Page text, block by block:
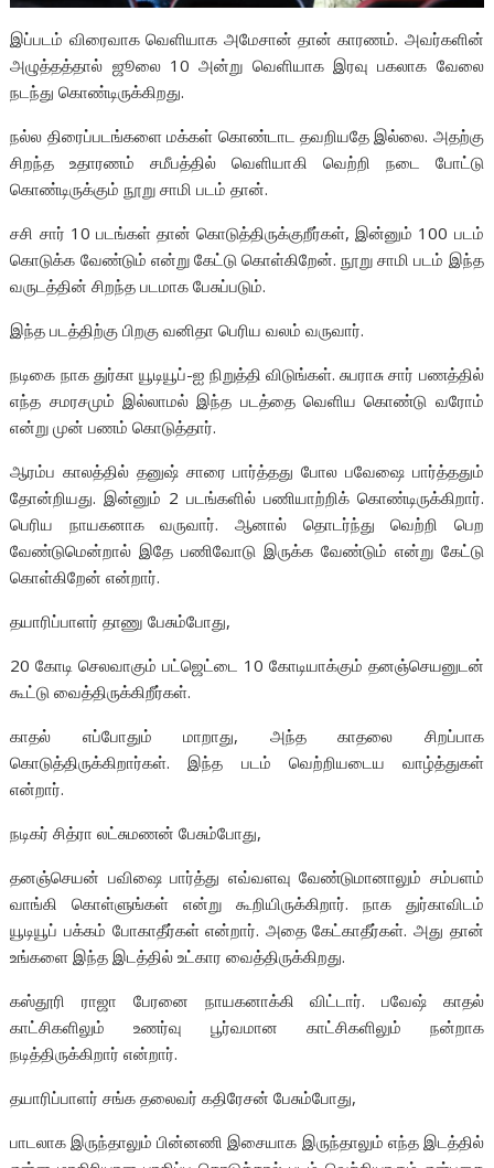
இப்படம் விரைவாக வெளியாக அமேசான் தான் காரணம். அவர்களின்
அழுத்தத்தால் ஜூலை 10 அன்று வெளியாக இரவு பகலாக வேலை
நடந்து கொண்டிருக்கிறது.
நல்ல திரைப்படங்களை மக்கள் கொண்டாட தவறியதே இல்லை. அதற்கு
சிறந்த உதாரணம் சமீபத்தில் வெளியாகி வெற்றி நடை போட்டு
கொண்டிருக்கும் நூறு சாமி படம் தான்.
சசி சார் 10 படங்கள் தான் கொடுத்திருக்குறீர்கள், இன்னும் 100 படம்
கொடுக்க வேண்டும் என்று கேட்டு கொள்கிறேன். நூறு சாமி படம் இந்த
வருடத்தின் சிறந்த படமாக பேசுப்படும்.
இந்த படத்திற்கு பிறகு வனிதா பெரிய வலம் வருவார்.
நடிகை நாக துர்கா யூடியூப்-ஐ நிறுத்தி விடுங்கள். சுபராசு சார் பணத்தில்
எந்த சமரசமும் இல்லாமல் இந்த படத்தை வெளிய கொண்டு வரோம்
என்று முன் பணம் கொடுத்தார்.
ஆரம்ப காலத்தில் தனுஷ் சாரை பார்த்தது போல பவேஷை பார்த்ததும்
தோன்றியது. இன்னும் 2 படங்களில் பணியாற்றிக் கொண்டிருக்கிறார்.
பெரிய நாயகனாக வருவார். ஆனால் தொடர்ந்து வெற்றி பெற
வேண்டுமென்றால் இதே பணிவோடு இருக்க வேண்டும் என்று கேட்டு
கொள்கிறேன் என்றார்.
தயாரிப்பாளர் தாணு பேசும்போது,
20 கோடி செலவாகும் பட்ஜெட்டை 10 கோடியாக்கும் தனஞ்செயனுடன்
கூட்டு வைத்திருக்கிறீர்கள்.
காதல் எப்போதும் மாறாது, அந்த காதலை சிறப்பாக
கொடுத்திருக்கிறார்கள். இந்த படம் வெற்றியடைய வாழ்த்துகள்
என்றார்.
நடிகர் சித்ரா லட்சுமணன் பேசும்போது,
தனஞ்செயன் பவிஷை பார்த்து எவ்வளவு வேண்டுமானாலும் சம்பளம்
வாங்கி கொள்ளுங்கள் என்று கூறியிருக்கிறார். நாக துர்காவிடம்
யூடியூப் பக்கம் போகாதீர்கள் என்றார். அதை கேட்காதீர்கள். அது தான்
உங்களை இந்த இடத்தில் உட்கார வைத்திருக்கிறது.
கஸ்தூரி ராஜா பேரனை நாயகனாக்கி விட்டார். பவேஷ் காதல்
காட்சிகளிலும் உணர்வு பூர்வமான காட்சிகளிலும் நன்றாக
நடித்திருக்கிறார் என்றார்.
தயாரிப்பாளர் சங்க தலைவர் கதிரேசன் பேசும்போது,
பாடலாக இருந்தாலும் பின்னணி இசையாக இருந்தாலும் எந்த இடத்தில்